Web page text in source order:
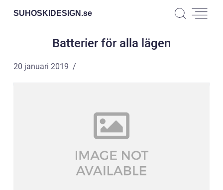
SUHOSKIDESIGN.se
Batterier för alla lägen
20 januari 2019